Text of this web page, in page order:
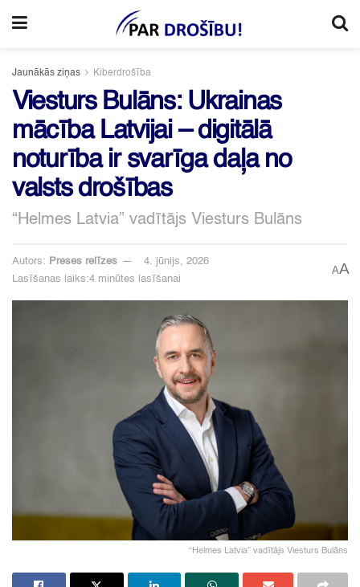
Jaunākās ziņas Kiberdrošība
Viesturs Bulāns: Ukrainas
mācība Latvijai – digitālā
noturība ir svarīga daļa no
valsts drošības
“Helmes Latvia” vadītājs Viesturs Bulāns
Autors: Preses relīzes
4. jūnijs, 2026
Lasīšanas laiks:4 minūtes lasīšanai
AA
“Helmes Latvia” vadītājs Viesturs Bulāns